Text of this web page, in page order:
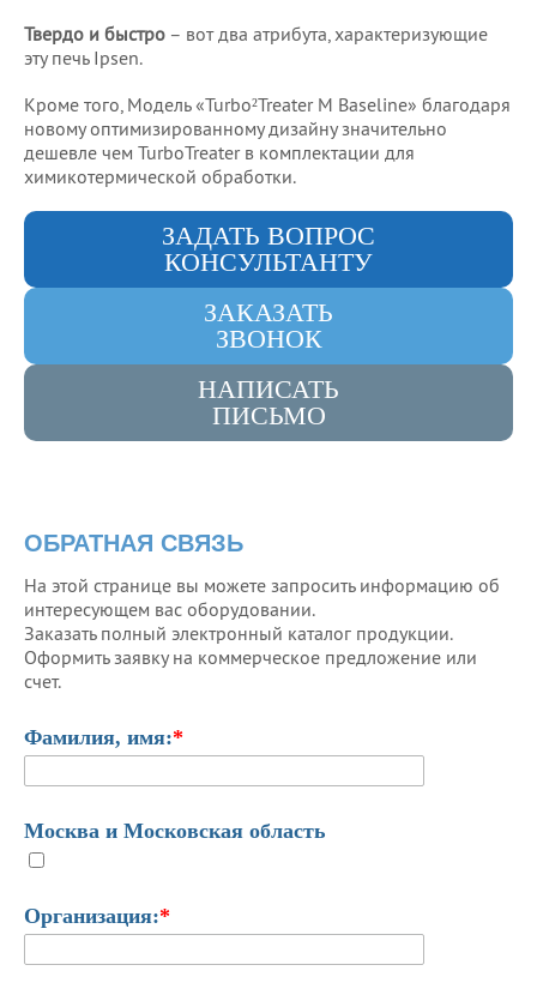
Твердо и быстро – вот два атрибута, характеризующие
эту печь Ipsen.
Кроме того, Модель «Turbo²Treater M Baseline» благодаря
новому оптимизированному дизайну значительно
дешевле чем TurboTreater в комплектации для
химикотермической обработки.
ЗАДАТЬ ВОПРОС
КОНСУЛЬТАНТУ
ЗАКАЗАТЬ
ЗВОНОК
НАПИСАТЬ
ПИСЬМО
ОБРАТНАЯ СВЯЗЬ
На этой странице вы можете запросить информацию об
интересующем вас оборудовании.
Заказать полный электронный каталог продукции.
Оформить заявку на коммерческое предложение или
счет.
Фамилия, имя:*
Москва и Московская область
Организация:*